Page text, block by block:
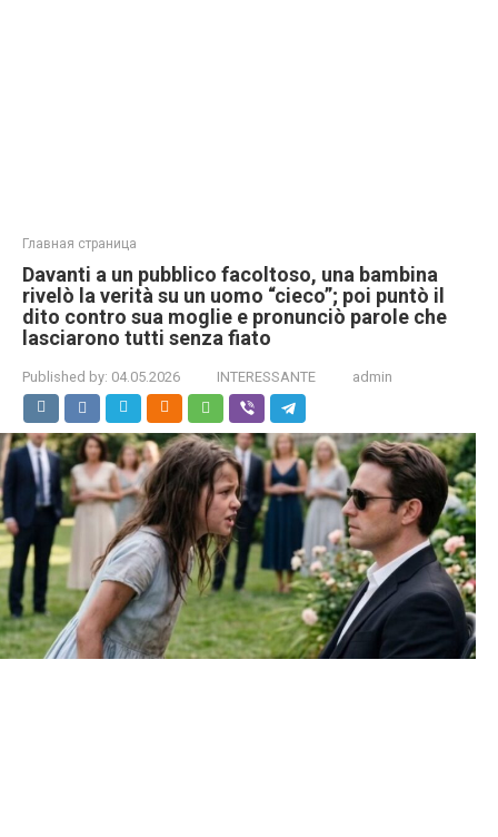
Главная страница
Davanti a un pubblico facoltoso, una bambina
rivelò la verità su un uomo “cieco”; poi puntò il
dito contro sua moglie e pronunciò parole che
lasciarono tutti senza fiato
Published by: 04.05.2026 INTERESSANTE admin